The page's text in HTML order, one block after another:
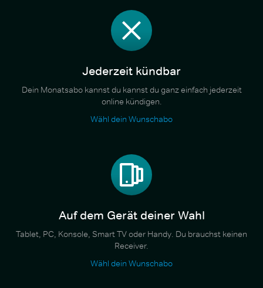
Jederzeit kündbar
Dein Monatsabo kannst du kannst du ganz einfach jederzeit
online kündigen.
Wähl dein Wunschabo
Auf dem Gerät deiner Wahl
Tablet, PC, Konsole, Smart TV oder Handy. Du brauchst keinen
Receiver.
Wähl dein Wunschabo